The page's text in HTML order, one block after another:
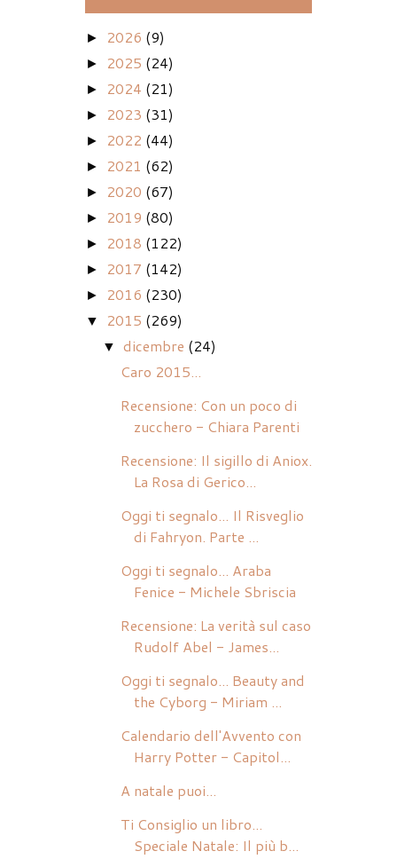
► 2026 (9)
► 2025 (24)
► 2024 (21)
► 2023 (31)
► 2022 (44)
► 2021 (62)
► 2020 (67)
► 2019 (80)
► 2018 (122)
► 2017 (142)
► 2016 (230)
▼ 2015 (269)
▼ dicembre (24)
Caro 2015...
Recensione: Con un poco di
zucchero - Chiara Parenti
Recensione: Il sigillo di Aniox.
La Rosa di Gerico...
Oggi ti segnalo... Il Risveglio
di Fahryon. Parte ...
Oggi ti segnalo... Araba
Fenice - Michele Sbriscia
Recensione: La verità sul caso
Rudolf Abel - James...
Oggi ti segnalo... Beauty and
the Cyborg - Miriam ...
Calendario dell'Avvento con
Harry Potter - Capitol...
A natale puoi...
Ti Consiglio un libro...
Speciale Natale: Il più b...